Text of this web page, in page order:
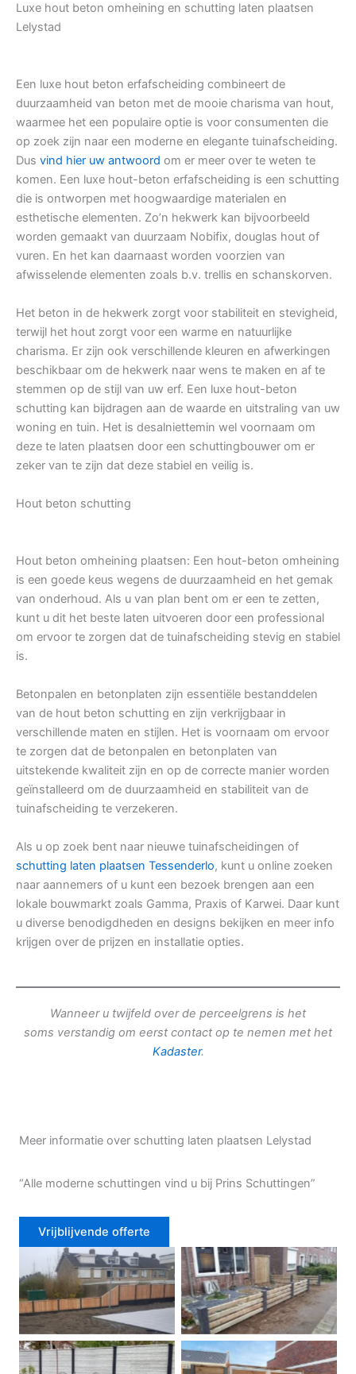
Luxe hout beton omheining en schutting laten plaatsen
Lelystad
Een luxe hout beton erfafscheiding combineert de
duurzaamheid van beton met de mooie charisma van hout,
waarmee het een populaire optie is voor consumenten die
op zoek zijn naar een moderne en elegante tuinafscheiding.
Dus vind hier uw antwoord om er meer over te weten te
komen. Een luxe hout-beton erfafscheiding is een schutting
die is ontworpen met hoogwaardige materialen en
esthetische elementen. Zo’n hekwerk kan bijvoorbeeld
worden gemaakt van duurzaam Nobifix, douglas hout of
vuren. En het kan daarnaast worden voorzien van
afwisselende elementen zoals b.v. trellis en schanskorven.
Het beton in de hekwerk zorgt voor stabiliteit en stevigheid,
terwijl het hout zorgt voor een warme en natuurlijke
charisma. Er zijn ook verschillende kleuren en afwerkingen
beschikbaar om de hekwerk naar wens te maken en af te
stemmen op de stijl van uw erf. Een luxe hout-beton
schutting kan bijdragen aan de waarde en uitstraling van uw
woning en tuin. Het is desalniettemin wel voornaam om
deze te laten plaatsen door een schuttingbouwer om er
zeker van te zijn dat deze stabiel en veilig is.
Hout beton schutting
Hout beton omheining plaatsen: Een hout-beton omheining
is een goede keus wegens de duurzaamheid en het gemak
van onderhoud. Als u van plan bent om er een te zetten,
kunt u dit het beste laten uitvoeren door een professional
om ervoor te zorgen dat de tuinafscheiding stevig en stabiel
is.
Betonpalen en betonplaten zijn essentiële bestanddelen
van de hout beton schutting en zijn verkrijgbaar in
verschillende maten en stijlen. Het is voornaam om ervoor
te zorgen dat de betonpalen en betonplaten van
uitstekende kwaliteit zijn en op de correcte manier worden
geïnstalleerd om de duurzaamheid en stabiliteit van de
tuinafscheiding te verzekeren.
Als u op zoek bent naar nieuwe tuinafscheidingen of
schutting laten plaatsen Tessenderlo, kunt u online zoeken
naar aannemers of u kunt een bezoek brengen aan een
lokale bouwmarkt zoals Gamma, Praxis of Karwei. Daar kunt
u diverse benodigdheden en designs bekijken en meer info
krijgen over de prijzen en installatie opties.
Wanneer u twijfeld over de perceelgrens is het
soms verstandig om eerst contact op te nemen met het
Kadaster.
Meer informatie over schutting laten plaatsen Lelystad
“Alle moderne schuttingen vind u bij Prins Schuttingen”
Vrijblijvende offerte
Douglas schutting Tuinhek voortuin